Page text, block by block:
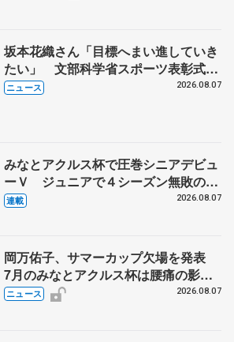
坂本花織さん「目標へまい進していき
たい」 文部科学省スポーツ表彰式で
代表謝辞
ニュース 2026.08.07
みなとアクルス杯で圧巻シニアデビュ
ーＶ ジュニアで４シーズン無敗の島
田麻央
連載 2026.08.07
岡万佑子、サマーカップ欠場を発表
7月のみなとアクルス杯は腰痛の影響
で
ニュース 2026.08.07